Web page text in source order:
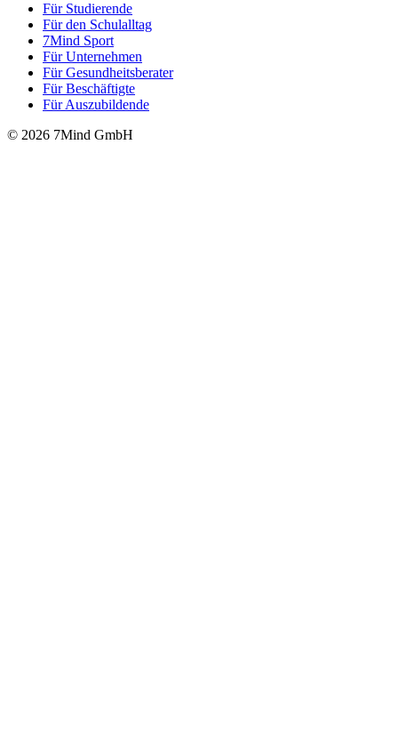
Für Stu­die­rende
Für den Schulalltag
7Mind Sport
Für Unter­neh­men
Für Gesund­heits­be­ra­ter
Für Beschäftigte
Für Auszubildende
© 2026 7Mind GmbH